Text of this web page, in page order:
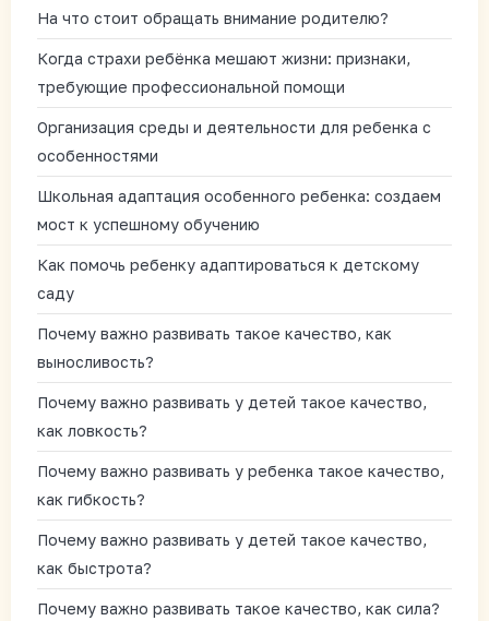
На что стоит обращать внимание родителю?
Когда страхи ребёнка мешают жизни: признаки,
требующие профессиональной помощи
Организация среды и деятельности для ребенка с
особенностями
Школьная адаптация особенного ребенка: создаем
мост к успешному обучению
Как помочь ребенку адаптироваться к детскому
саду
Почему важно развивать такое качество, как
выносливость?
Почему важно развивать у детей такое качество,
как ловкость?
Почему важно развивать у ребенка такое качество,
как гибкость?
Почему важно развивать у детей такое качество,
как быстрота?
Почему важно развивать такое качество, как сила?